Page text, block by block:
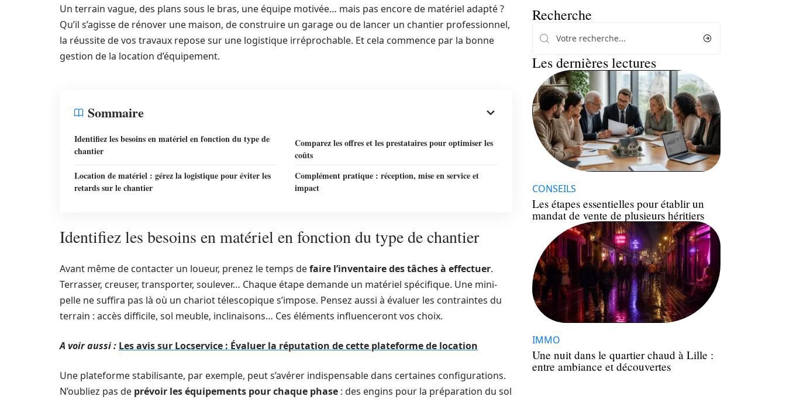
Un terrain vague, des plans sous le bras, une équipe motivée… mais pas encore de matériel adapté ?
Qu’il s’agisse de rénover une maison, de construire un garage ou de lancer un chantier professionnel,
la réussite de vos travaux repose sur une logistique irréprochable. Et cela commence par la bonne
gestion de la location d’équipement.
Sommaire
Identifiez les besoins en matériel en fonction du type de
chantier
Comparez les offres et les prestataires pour optimiser les
coûts
Location de matériel : gérez la logistique pour éviter les
retards sur le chantier
Complément pratique : réception, mise en service et
impact
Identifiez les besoins en matériel en fonction du type de chantier
Avant même de contacter un loueur, prenez le temps defaire l’inventaire des tâches à effectuer.
Terrasser, creuser, transporter, soulever… Chaque étape demande un matériel spécifique. Une mini-
pelle ne suffira pas là où un chariot télescopique s’impose. Pensez aussi à évaluer les contraintes du
terrain : accès difficile, sol meuble, inclinaisons… Ces éléments influenceront vos choix.
A voir aussi : Les avis sur Locservice : Évaluer la réputation de cette plateforme de location
Une plateforme stabilisante, par exemple, peut s’avérer indispensable dans certaines configurations.
N’oubliez pas de prévoir les équipements pour chaque phase : des engins pour la préparation du sol
Recherche
Les dernières lectures
CONSEILS
Les étapes essentielles pour établir un
mandat de vente de plusieurs héritiers
IMMO
Une nuit dans le quartier chaud à Lille :
entre ambiance et découvertes